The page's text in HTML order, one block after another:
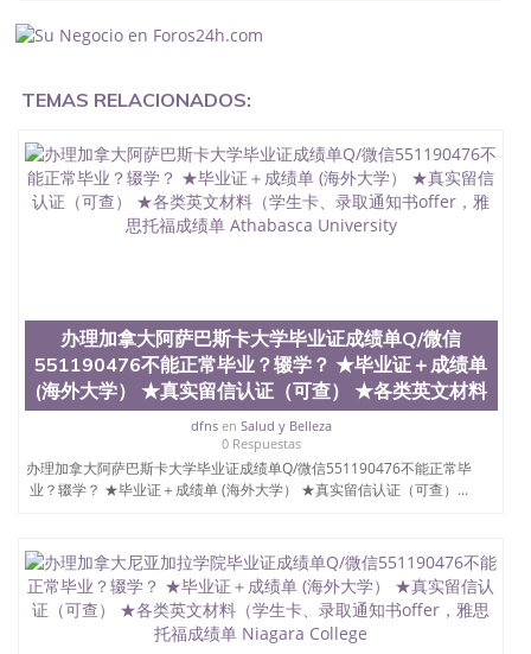
料551190476办理假毕业证在国内能用吗, 挂科拿不到
途辍学、挂科而没有正常毕业551190476您是否因为
常毕业而导致回国得不到教育部认证在校挂科了不想
读了,成绩不理想毕不了业怎么办551190476找工作没
有文凭怎么办,怎么办理本科/研究生文凭551190476
如何办理本科/硕士毕业证551190476网上买文凭可靠
吗551190476哪里可以买国外文凭551190476国外本
业证551190476留学生在哪里可以买假毕业证
551190476哪里可以办理加拿大毕业证551190476申
请学校办理假的毕业证成绩单可以吗551190476哪里
可以办理水印成绩单551190476哪里可以修改成绩单
GPA分数551190476假毕业证能查出来吗551190476
假文凭网上能查到吗551190476 如何拿到国外毕业证
QQ微信551190476办假大学毕业证QQ微信551190476
国外毕业证去哪认证QQ微信551190476找毕业证封皮
速拿到国外文凭QQ微信551190476国外留学文凭认证
QQ微信551190476国外文凭回国认证QQ微信
551190476泰国文凭办理QQ微信551190476法国留学
回国证明QQ微信551190476 国外烫金照片QQ微信
551190476外国文凭在中国有用吗QQ微信551190476
TEMAS RELACIONADOS:
办理加拿大阿萨巴斯卡大学毕业证成绩单Q/微信
551190476不能正常毕业？辍学？ ★毕业证＋成绩单
(海外大学） ★真实留信认证（可查） ★各类英文材料
dfnsen Salud y Belleza
0 Respuestas
办理加拿大阿萨巴斯卡大学毕业证成绩单Q/微信551190476不能正常毕
业？辍学？ ★毕业证＋成绩单 (海外大学） ★真实留信认证（可查）...